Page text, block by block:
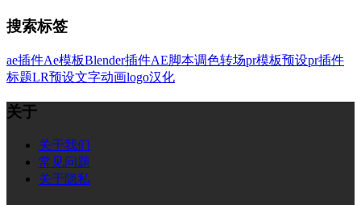
搜索标签
ae插件Ae模板Blender插件AE脚本调色转场pr模板预设pr插件
标题LR预设文字动画logo汉化
关于
关于我们
常见问题
关于隐私